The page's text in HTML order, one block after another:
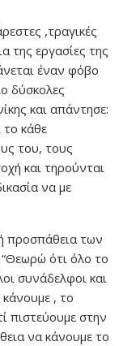
,τραγικές
της εργασίες της
έναν φόβο
δύσκολες
και απάντησε:
το κάθε
του, τους
και τηρούνται
να με
προσπάθεια των
ότι όλο το
συνάδελφοι και
, το
πιστεύουμε στην
να κάνουμε το